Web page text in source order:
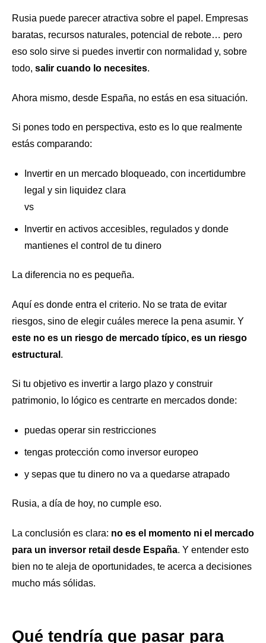
Rusia puede parecer atractiva sobre el papel. Empresas
baratas, recursos naturales, potencial de rebote… pero
eso solo sirve si puedes invertir con normalidad y, sobre
todo, salir cuando lo necesites.
Ahora mismo, desde España, no estás en esa situación.
Si pones todo en perspectiva, esto es lo que realmente
estás comparando:
Invertir en un mercado bloqueado, con incertidumbre
legal y sin liquidez clara
vs
Invertir en activos accesibles, regulados y donde
mantienes el control de tu dinero
La diferencia no es pequeña.
Aquí es donde entra el criterio. No se trata de evitar
riesgos, sino de elegir cuáles merece la pena asumir. Y
este no es un riesgo de mercado típico, es un riesgo
estructural .
Si tu objetivo es invertir a largo plazo y construir
patrimonio, lo lógico es centrarte en mercados donde:
puedas operar sin restricciones
tengas protección como inversor europeo
y sepas que tu dinero no va a quedarse atrapado
Rusia, a día de hoy, no cumple eso.
La conclusión es clara: no es el momento ni el mercado
para un inversor retail desde España. Y entender esto
bien no te aleja de oportunidades, te acerca a decisiones
mucho más sólidas.
Qué tendría que pasar para